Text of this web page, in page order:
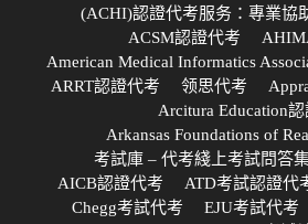
(ACHI)認證代考服务：專業協
ACSM認證代考
American Medical Informatics
ARRT認證代考
领思代考
Arcitura Education
Arkansas Foundations of
考試庫 – 代考綫上考試問答
AICB認證代考
ATD考試認證代
Chegg考試代考
EJU考試代考